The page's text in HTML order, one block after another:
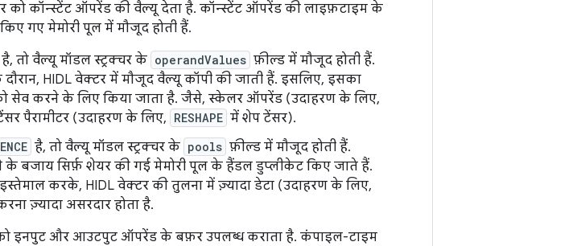
को कॉन्स्टेंट ऑपरेंड की वैल्यू देता है. कॉन्स्टेंट ऑपरेंड की लाइफ़टाइम के
गए मेमोरी पूल में मौजूद होती हैं.
है, तो वैल्यू मॉडल स्ट्रक्चर के operandValues फ़ील्ड में मौजूद होती हैं.
HIDL वेक्टर में मौजूद वैल्यू कॉपी की जाती हैं. इसलिए, इसका
सेव करने के लिए किया जाता है. जैसे, स्केलर ऑपरेंड (उदाहरण के लिए,
पैरामीटर (उदाहरण के लिए, RESHAPE में शेप टेंसर).
है, तो वैल्यू मॉडल स्ट्रक्चर के pools फ़ील्ड में मौजूद होती हैं.
के बजाय सिर्फ़ शेयर की गई मेमोरी पूल के हैंडल डुप्लीकेट किए जाते हैं.
करके, HIDL वेक्टर की तुलना में ज़्यादा डेटा (उदाहरण के लिए,
ज़्यादा असरदार होता है.
को इनपुट और आउटपुट ऑपरेंड के बफ़र उपलब्ध कराता है. कंपाइल-टाइम